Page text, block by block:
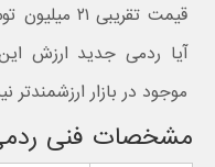
قیمت تقریبی
آیا ردمی جدید ارزش این
موجود در بازار ارزشمندتر
مشخصات فنی ردمی نوت ۱۳